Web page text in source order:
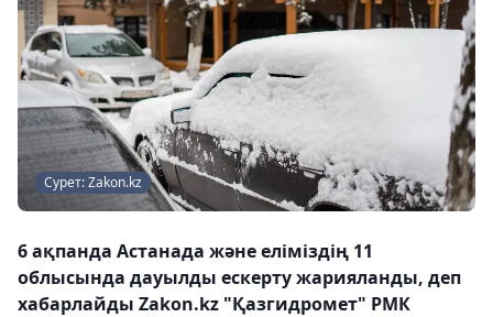
Сурет: Zakon.kz
6 ақпанда Астанада және еліміздің 11
облысында дауылды ескерту жарияланды, деп
хабарлайды Zakon.kz "Қазгидромет" РМК